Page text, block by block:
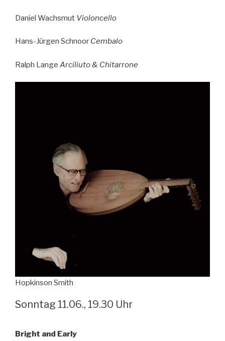
Daniel Wachsmut Violoncello
Hans-Jürgen Schnoor Cembalo
Ralph Lange Arciliuto & Chitarrone
Hopkinson Smith
Sonntag 11.06., 19.30 Uhr
Bright and Early